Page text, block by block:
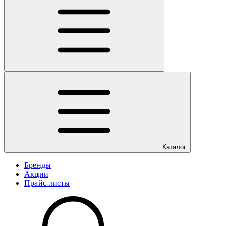
Каталог
Бренды
Акции
Прайс-листы